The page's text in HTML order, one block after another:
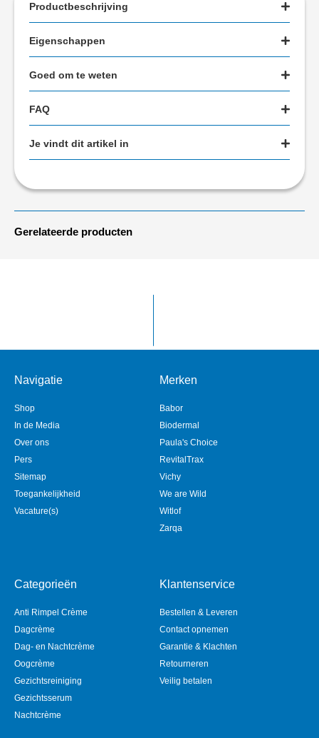
Productbeschrijving
Eigenschappen
Goed om te weten
FAQ
Je vindt dit artikel in
Gerelateerde producten
Navigatie
Shop
In de Media
Over ons
Pers
Sitemap
Toegankelijkheid
Vacature(s)
Merken
Babor
Biodermal
Paula's Choice
RevitalTrax
Vichy
We are Wild
Witlof
Zarqa
Categorieën
Anti Rimpel Crème
Dagcrème
Dag- en Nachtcrème
Oogcrème
Gezichtsreiniging
Gezichtsserum
Nachtcrème
Klantenservice
Bestellen & Leveren
Contact opnemen
Garantie & Klachten
Retourneren
Veilig betalen